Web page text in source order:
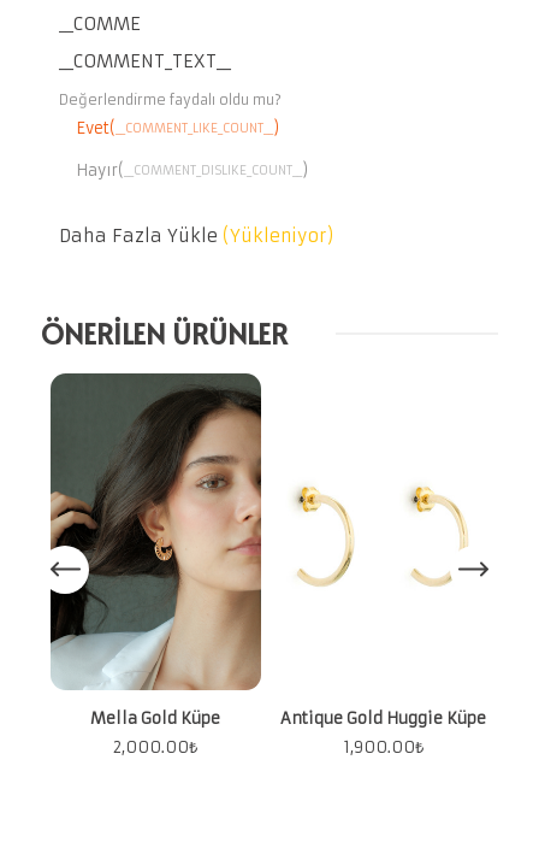
__COMMENT_THUMBNAIL_IMG__
__COMMENT_TEXT__
Değerlendirme faydalı oldu mu?
Evet( __COMMENT_LIKE_COUNT__ )
Hayır( __COMMENT_DISLIKE_COUNT__ )
Daha Fazla Yükle (Yükleniyor)
ÖNERİLEN ÜRÜNLER
Mella Gold Küpe
2,000.00₺
Antique Gold Huggie Küpe
1,900.00₺